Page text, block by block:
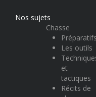
Nos sujets
Chasse
Préparatifs
Les outils
et
tactiques
Récits de